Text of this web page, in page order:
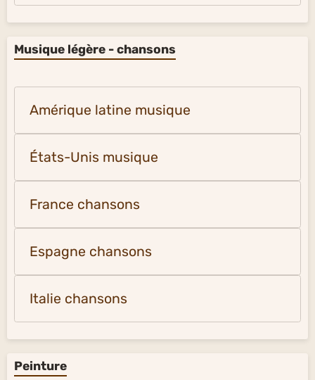
Musique légère - chansons
Amérique latine musique
États-Unis musique
France chansons
Espagne chansons
Italie chansons
Peinture